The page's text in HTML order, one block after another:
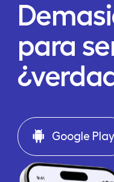
para
Google Play